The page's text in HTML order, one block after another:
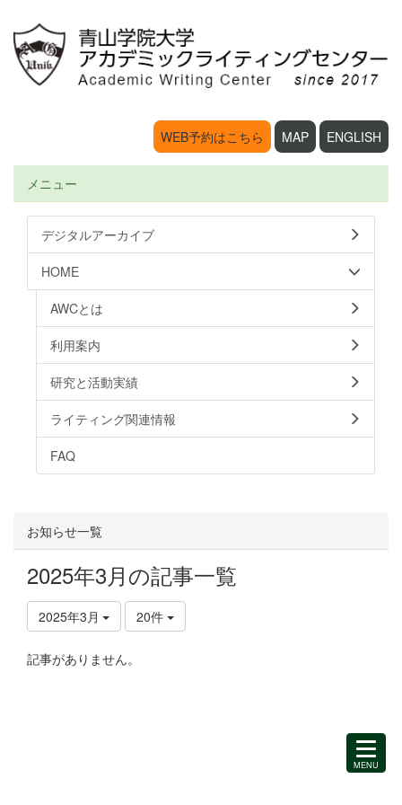
WEB予約はこちら MAP ENGLISH
MENU
を
お知らせ一覧
2025年3月の記事一覧
2025年3月 20件
記事がありません。
メニュー
デジタルアーカイブ
HOME
AWCとは
利用案内
研究と活動実績
ライティング関連情報
FAQ